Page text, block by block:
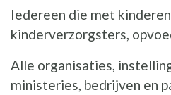
Iedereen die met
kinderverzorgsters,
Alle organisaties,
ministeries, bedrijven en